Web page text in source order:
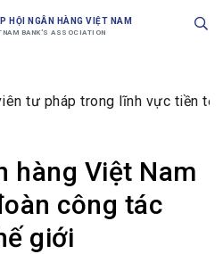
HỘI NGÂN HÀNG VIỆT NAM
BANK'S ASSOCIATION
lĩnh vực tiền tệ và ngân hàng
hàng Việt Nam
công tác
giới